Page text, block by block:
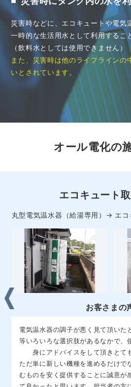
災害時などに、エコキュートや電気
一時的な生活用水として利用するこ
（飲料水としては使用できません）
また、災害時は他のライフラインの
いとされています。
オール電化の
IHクッキングヒー
IHクッキングヒー
お客さまの
ＩＨクッキングヒーターが故障し、
たその日に、代替品を取付て頂き不
来ました。修理見積や、買替の検討
ドバイスして頂きじっくり検討する
に対応して頂き助か